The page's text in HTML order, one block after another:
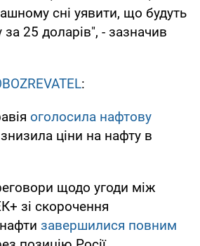
сні уявити, що будуть
25 доларів", - зазначив
:
оголосила нафтову
знизила ціни на нафту в
щодо угоди між
зі скорочення
завершилися повним